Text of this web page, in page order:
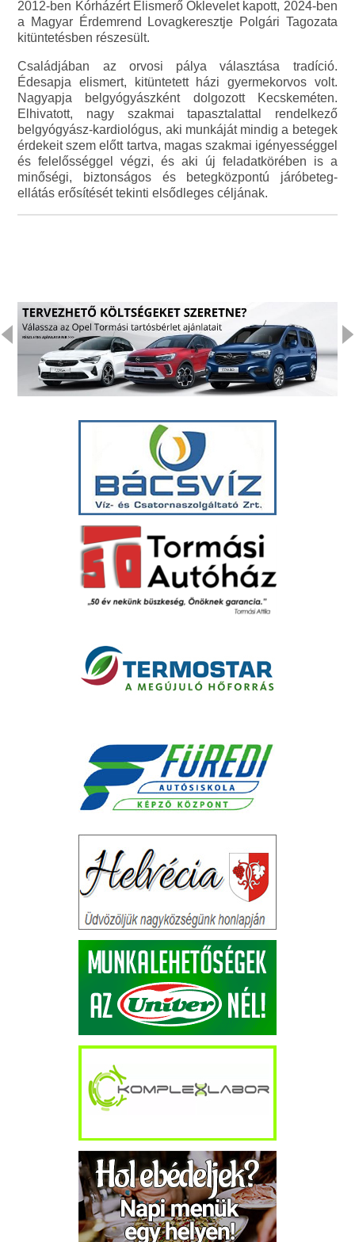
2012-ben Kórházért Elismerő Oklevelet kapott, 2024-ben
a Magyar Érdemrend Lovagkeresztje Polgári Tagozata
kitüntetésben részesült.
Családjában az orvosi pálya választása tradíció.
Édesapja elismert, kitüntetett házi gyermekorvos volt.
Nagyapja belgyógyászként dolgozott Kecskeméten.
Elhivatott, nagy szakmai tapasztalattal rendelkező
belgyógyász-kardiológus, aki munkáját mindig a betegek
érdekeit szem előtt tartva, magas szakmai igényességgel
és felelősséggel végzi, és aki új feladatkörében is a
minőségi, biztonságos és betegközpontú járóbeteg-
ellátás erősítését tekinti elsődleges céljának.